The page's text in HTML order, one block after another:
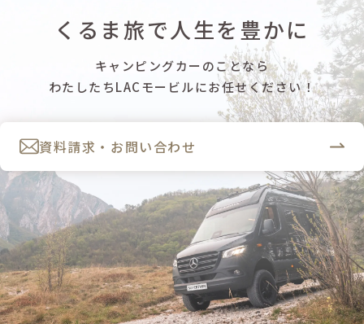
くるま旅で人生を豊かに
キャンピングカーのことなら
わたしたちLACモービルにお任せください！
資料請求・お問い合わせ